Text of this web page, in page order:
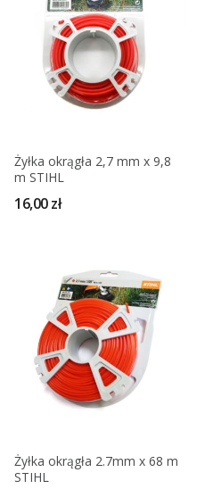
Żyłka okrągła 2,7 mm x 9,8
m STIHL
16,00 zł
Żyłka okrągła 2.7mm x 68 m
STIHL